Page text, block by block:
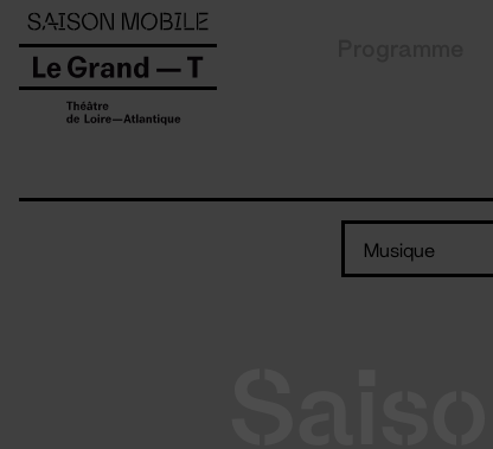
Musique
Panneau de gestion des cookies